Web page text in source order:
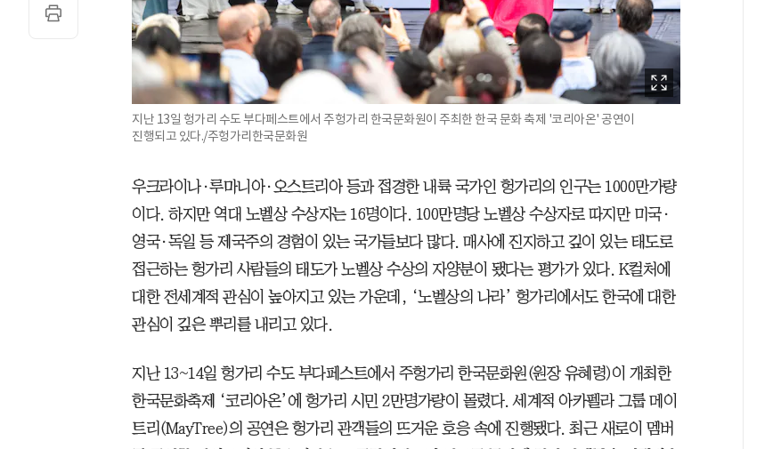
지난 13일 헝가리 수도 부다페스트에서 주헝가리 한국문화원이 주최한 한국 문화 축제 '코리아온' 공연이
진행되고 있다./주헝가리한국문화원
우크라이나·루마니아·오스트리아 등과 접경한 내륙 국가인 헝가리의 인구는 1000만가량
이다. 하지만 역대 노벨상 수상자는 16명이다. 100만명당 노벨상 수상자로 따지만 미국·
영국·독일 등 제국주의 경험이 있는 국가들보다 많다. 매사에 진지하고 깊이 있는 태도로
접근하는 헝가리 사람들의 태도가 노벨상 수상의 자양분이 됐다는 평가가 있다. K컬처에
대한 전세계적 관심이 높아지고 있는 가운데, ‘노벨상의 나라’ 헝가리에서도 한국에 대한
관심이 깊은 뿌리를 내리고 있다.
지난 13~14일 헝가리 수도 부다페스트에서 주헝가리 한국문화원(원장 유혜령)이 개최한
한국문화축제 ‘코리아온’에 헝가리 시민 2만명가량이 몰렸다. 세계적 아카펠라 그룹 메이
트리(MayTree)의 공연은 헝가리 관객들의 뜨거운 호응 속에 진행됐다. 최근 새로이 멤버